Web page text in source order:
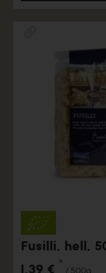
Fusilli, hell,
1,39 € *
/ 500g